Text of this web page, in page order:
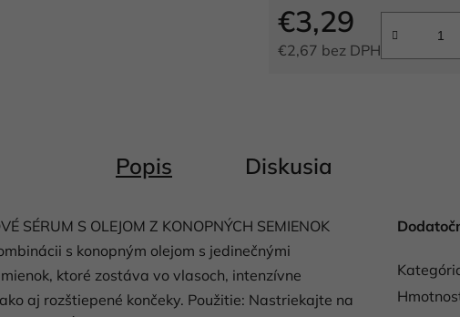
€3,29
€2,67 bez DPH
Popis Diskusia
SÉRUM S OLEJOM Z KONOPNÝCH SEMIENOK
s konopným olejom s jedinečnými
ktoré zostáva vo vlasoch, intenzívne
aj rozštiepené končeky. Použitie: Nastriekajte na